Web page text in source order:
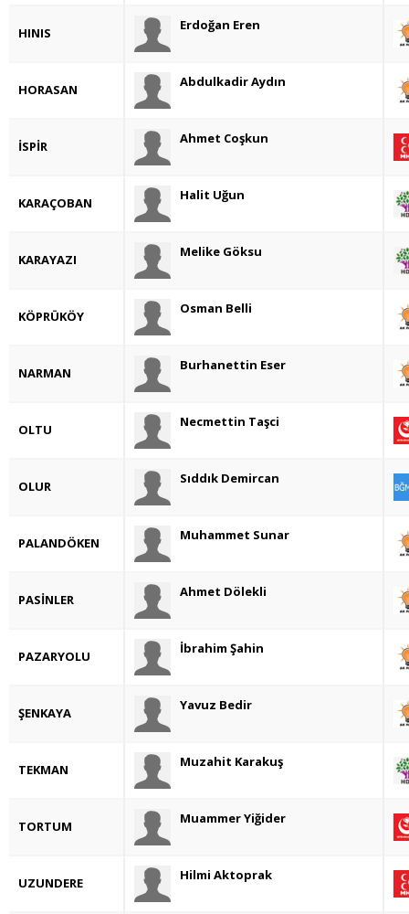
HINIS Erdoğan Eren
HORASAN Abdulkadir Aydın
İSPİR Ahmet Coşkun
KARAÇOBAN Halit Uğun
KARAYAZI Melike Göksu
KÖPRÜKÖY Osman Belli
NARMAN Burhanettin Eser
OLTU Necmettin Taşci
OLUR Sıddık Demircan
PALANDÖKEN Muhammet Sunar
PASİNLER Ahmet Dölekli
PAZARYOLU İbrahim Şahin
ŞENKAYA Yavuz Bedir
TEKMAN Muzahit Karakuş
TORTUM Muammer Yiğider
UZUNDERE Hilmi Aktoprak